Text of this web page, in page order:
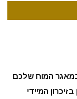
במאגר המוח שלכם
המיידי